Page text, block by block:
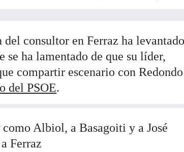
consultor en Ferraz ha levantado
se ha lamentado de que su líder,
compartir escenario con Redondo
del PSOE.
como Albiol, a Basagoiti y a José
Ferraz